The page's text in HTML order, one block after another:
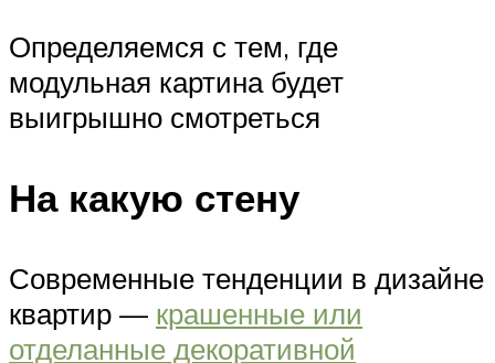
Определяемся с тем, где
модульная картина будет
выигрышно смотреться
На какую стену
Современные тенденции в дизайне
квартир — крашенные или
отделанные декоративной